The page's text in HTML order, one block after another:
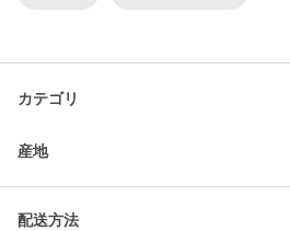
カテゴリ
産地
配送方法